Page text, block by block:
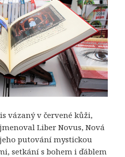
vázaný v červené kůži,
Liber Novus, Nová
putování mystickou
setkání s bohem i ďáblem